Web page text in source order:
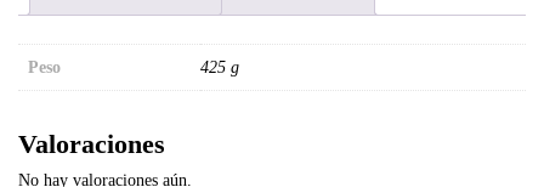
Peso 425 g
Valoraciones
No hay valoraciones aún.